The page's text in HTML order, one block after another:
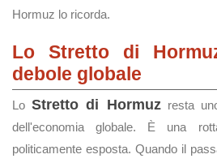
Hormuz lo ricorda.
Lo Stretto di
debole globale
LoStretto di Hormuzresta
dell'economia globale. È una
politicamente esposta. Quando il